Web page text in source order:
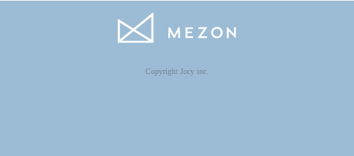
Copyright Jocy inc.